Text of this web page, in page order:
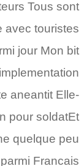
Tous sont
avec touristes
jour Mon bit
aneantit Elle-
pour soldatEt
quelque peu
Francais